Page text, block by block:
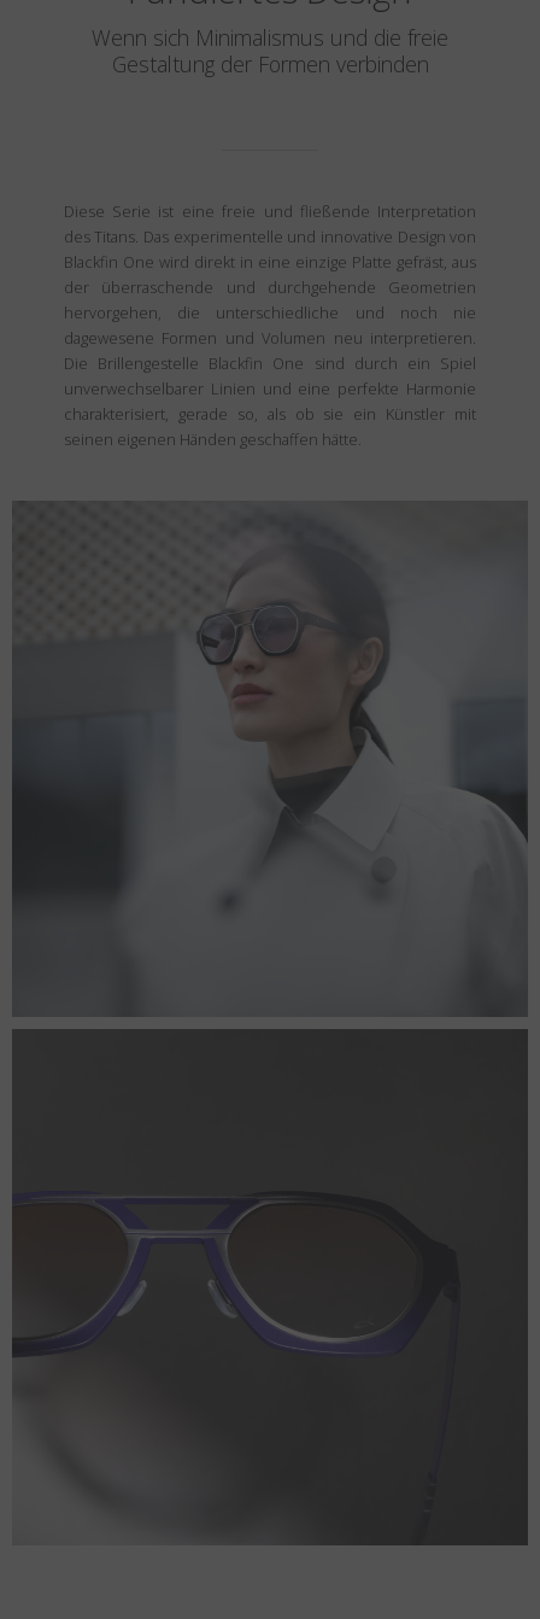
Wenn sich Minimalismus und die freie
Gestaltung der Formen verbinden
Diese Serie ist eine freie und fließende Interpretation
des Titans. Das experimentelle und innovative Design von
Blackfin One wird direkt in eine einzige Platte gefräst, aus
der überraschende und durchgehende Geometrien
hervorgehen, die unterschiedliche und noch nie
dagewesene Formen und Volumen neu interpretieren.
Die Brillengestelle Blackfin One sind durch ein Spiel
unverwechselbarer Linien und eine perfekte Harmonie
charakterisiert, gerade so, als ob sie ein Künstler mit
seinen eigenen Händen geschaffen hätte.